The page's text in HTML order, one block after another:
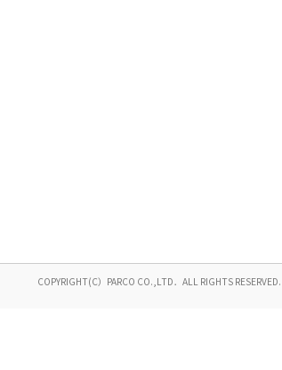
COPYRIGHT(C）PARCO CO.,LTD．ALL RIGHTS RESERVED.